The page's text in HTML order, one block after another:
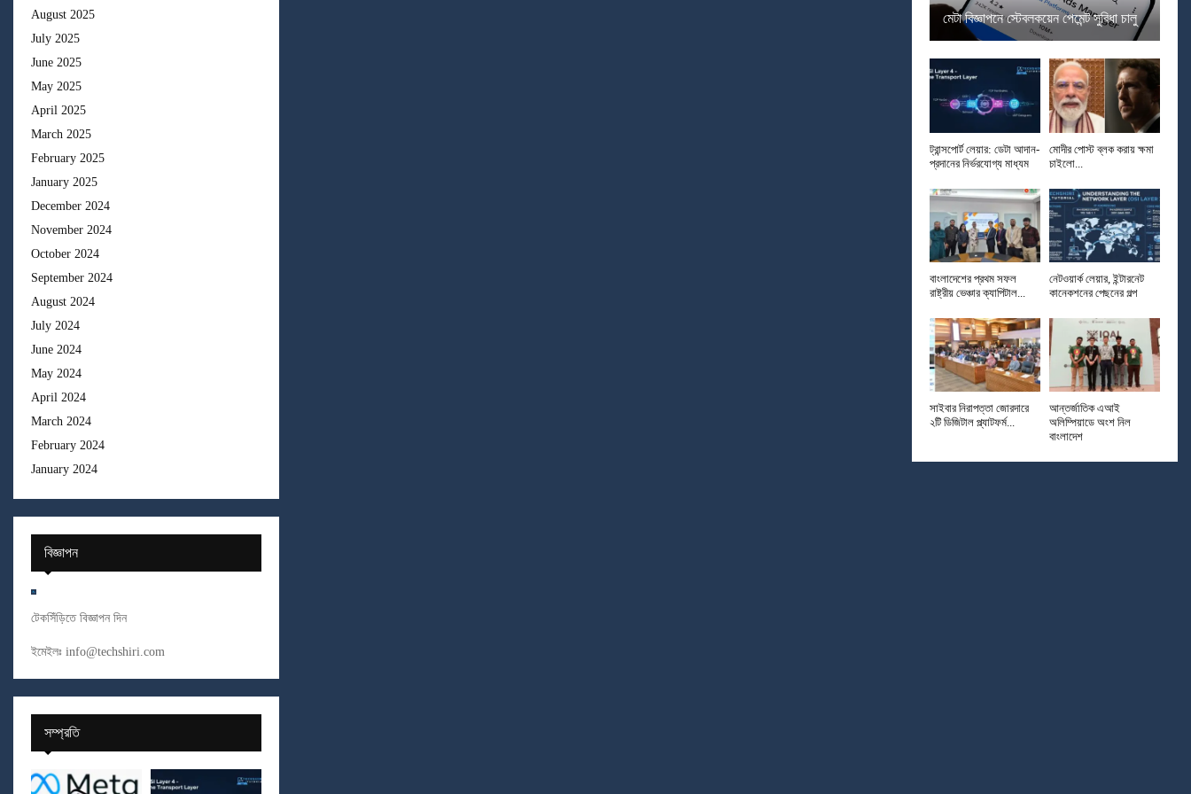
August 2025
July 2025
June 2025
May 2025
April 2025
March 2025
February 2025
January 2025
December 2024
November 2024
October 2024
September 2024
August 2024
July 2024
June 2024
May 2024
April 2024
March 2024
February 2024
January 2024
বিজ্ঞাপন
টেকসিঁড়িতে বিজ্ঞাপন দিন
ইমেইলঃ info@techshiri.com
সম্প্রতি
মেটা বিজ্ঞাপনে স্টেবলকয়েন পেমেন্ট সুবিধা চালু
ট্রান্সপোর্ট লেয়ার: ডেটা আদান-
প্রদানের নির্ভরযোগ্য মাধ্যম
মোদীর পোস্ট ব্লক করায় ক্ষমা
চাইলো...
বাংলাদেশের প্রথম সফল
রাষ্ট্রীয় ভেঞ্চার ক্যাপিটাল...
নেটওয়ার্ক লেয়ার, ইন্টারনেট
কানেকশনের পেছনের গল্প
সাইবার নিরাপত্তা জোরদারে
২টি ডিজিটাল প্ল্যাটফর্ম...
আন্তর্জাতিক এআই
অলিম্পিয়াডে অংশ নিল
বাংলাদেশ